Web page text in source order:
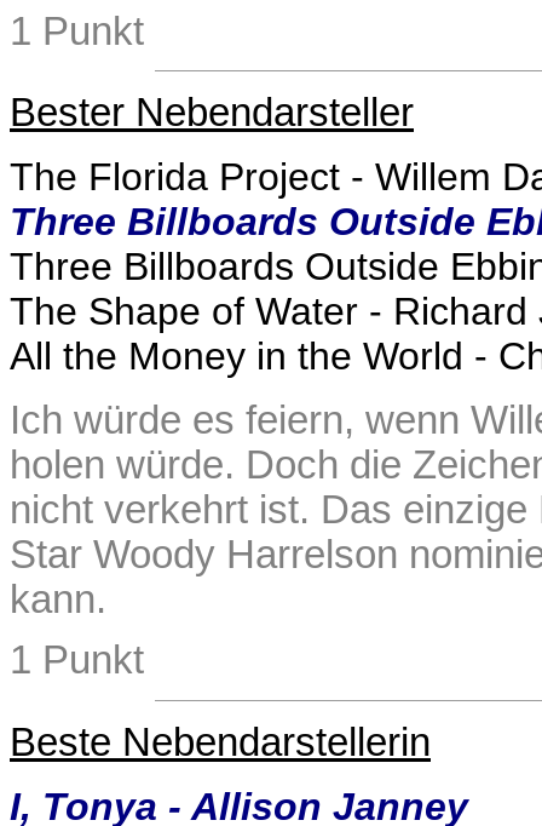
1 Punkt
Bester Nebendarsteller
The Florida Project - Willem
Three Billboards Outside
Three Billboards Outside
The Shape of Water - Richard
All the Money in the World -
Ich würde es feiern, wenn
holen würde. Doch die
nicht verkehrt ist. Das
Star Woody Harrelson
kann.
1 Punkt
Beste Nebendarstellerin
I, Tonya - Allison Janney